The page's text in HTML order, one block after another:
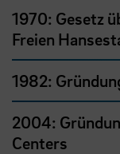
1970: Gesetz
Freien
1982:
2004:
Centers